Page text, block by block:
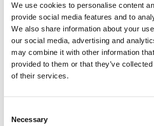
We use cookies to personalise content
provide social media features and to
We also share information about your
our social media, advertising and
may combine it with other information
provided to them or that they’ve
of their services.
Selection
Necessary
Stagiair(e) digital designer |
Bereid je voor om je skills te tonen
reeks explosieve designs. Geen
hetzelfde zijn – de ene dag schud